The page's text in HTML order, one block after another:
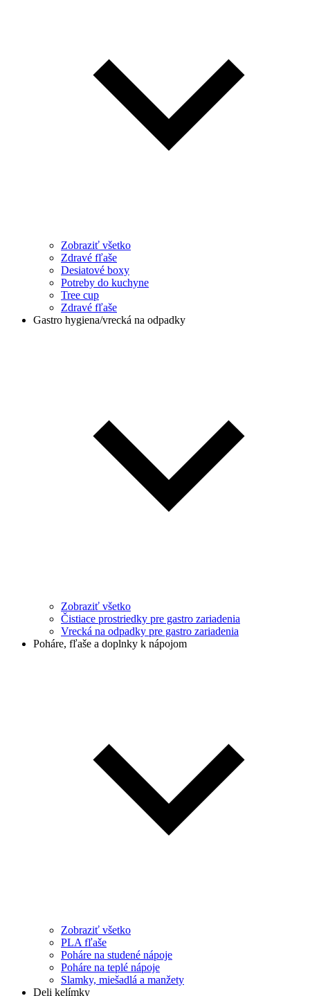
Zobraziť všetko
Zdravé fľaše
Desiatové boxy
Potreby do kuchyne
Tree cup
Zdravé fľaše
Gastro hygiena/vrecká na odpadky
Zobraziť všetko
Čistiace prostriedky pre gastro zariadenia
Vrecká na odpadky pre gastro zariadenia
Poháre, fľaše a doplnky k nápojom
Zobraziť všetko
PLA fľaše
Poháre na studené nápoje
Poháre na teplé nápoje
Slamky, miešadlá a manžety
Deli kelímky